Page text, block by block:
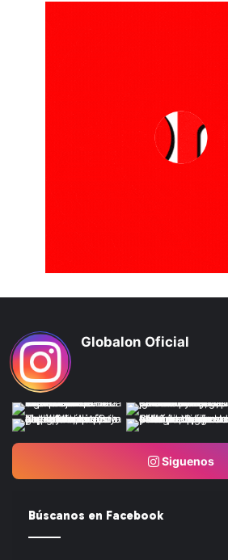
Globalon Oficial
Siguenos
Búscanos en Facebook